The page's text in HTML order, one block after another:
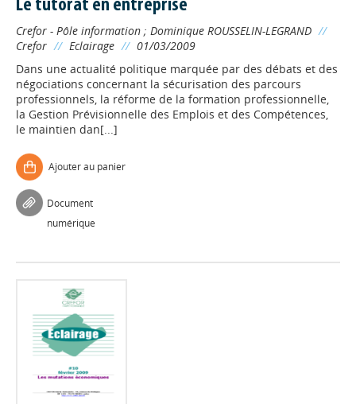
Le tutorat en entreprise
Crefor - Pôle information ; Dominique ROUSSELIN-LEGRAND //
Crefor // Eclairage // 01/03/2009
Dans une actualité politique marquée par des débats et des
négociations concernant la sécurisation des parcours
professionnels, la réforme de la formation professionnelle,
la Gestion Prévisionnelle des Emplois et des Compétences,
le maintien dan[...]
Ajouter au panier
Document
numérique